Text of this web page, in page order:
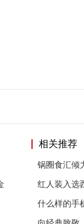
相关推荐
锅圈食汇倾
红人装入选
什么样的手